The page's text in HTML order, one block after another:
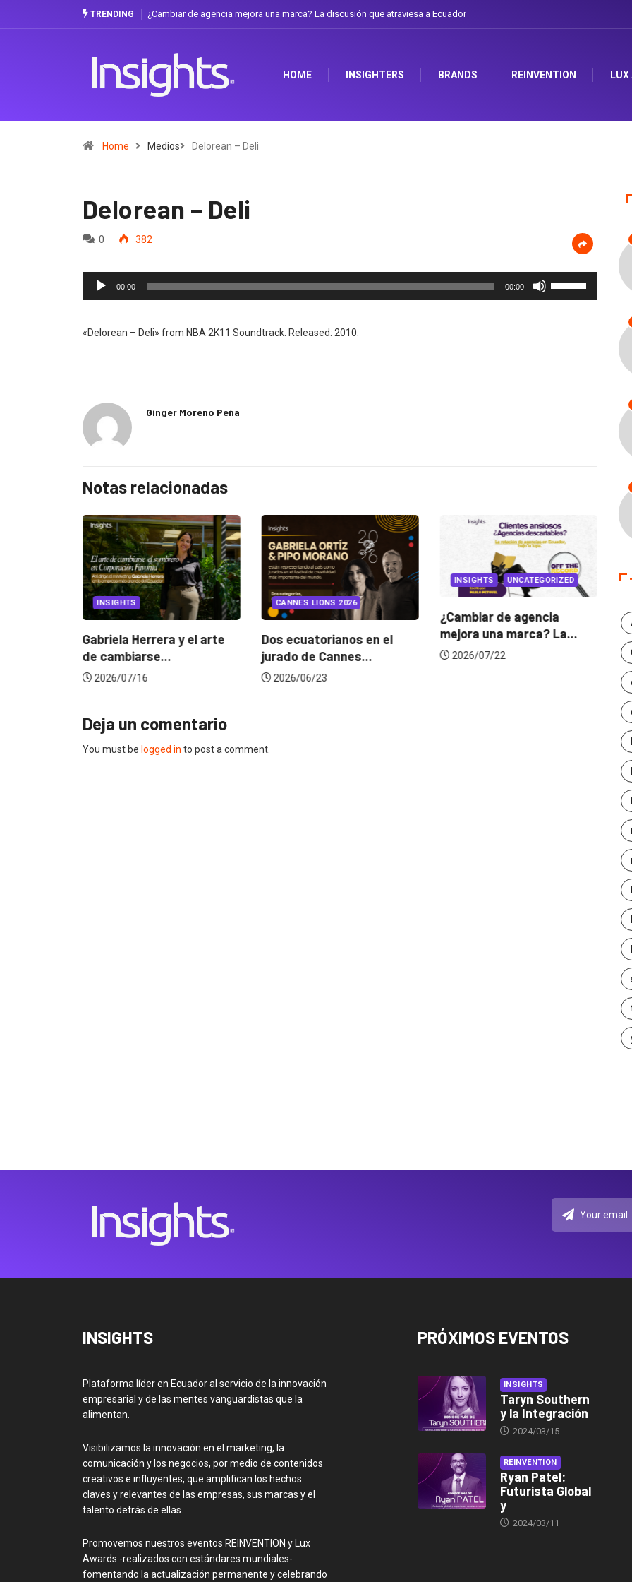
TRENDING ¿Cambiar de agencia mejora una marca? La discusión que atraviesa a Ecuador
HOME INSIGHTERS BRANDS REINVENTION LUX
Home Medios Delorean – Deli
Delorean – Deli
0 382
Reproductor
00:00 00:00
«Delorean – Deli» from NBA 2K11 Soundtrack. Released: 2010.
Ginger Moreno Peña
Notas relacionadas
INSIGHTS
Gabriela Herrera y el arte
de cambiarse...
2026/07/16
CANNES LIONS 2026
Dos ecuatorianos en el
jurado de Cannes...
2026/06/23
INSIGHTS UNCATEGORIZED
¿Cambiar de agencia
mejora una marca? La...
2026/07/22
Deja un comentario
You must be logged in to post a comment.
INSIGHTS
Plataforma líder en Ecuador al servicio de la innovación
empresarial y de las mentes vanguardistas que la
alimentan.
Visibilizamos la innovación en el marketing, la
comunicación y los negocios, por medio de contenidos
creativos e influyentes, que amplifican los hechos
claves y relevantes de las empresas, sus marcas y el
talento detrás de ellas.
Promovemos nuestros eventos REINVENTION y Lux
Awards -realizados con estándares mundiales-
fomentando la actualización permanente y celebrando
PRÓXIMOS EVENTOS
INSIGHTS
Taryn Southern
y la Integración
2024/03/15
REINVENTION
Ryan Patel:
Futurista Global
y
2024/03/11